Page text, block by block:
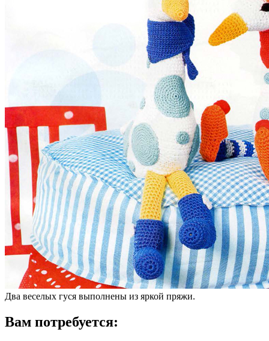
Два веселых гуся выполнены из яркой пряжи.
Вам потребуется: